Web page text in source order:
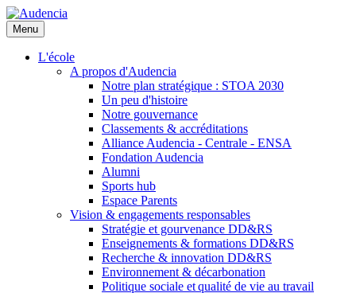
Aller
au
contenu
principal
Menu
L'école
A propos d'Audencia
Notre plan stratégique : STOA 2030
Un peu d'histoire
Notre gouvernance
Classements & accréditations
Alliance Audencia - Centrale - ENSA
Fondation Audencia
Alumni
Sports hub
Espace Parents
Vision & engagements responsables
Stratégie et gourvenance DD&RS
Enseignements & formations DD&RS
Recherche & innovation DD&RS
Environnement & décarbonation
Politique sociale et qualité de vie au travail